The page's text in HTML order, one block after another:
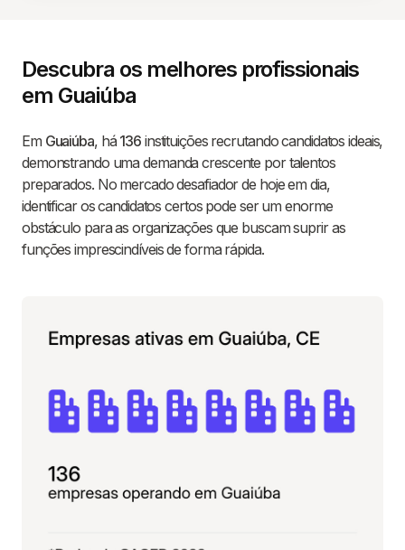
Descubra os melhores profissionais
em Guaiúba
Em Guaiúba, há 136 instituições recrutando candidatos ideais,
demonstrando uma demanda crescente por talentos
preparados. No mercado desafiador de hoje em dia,
identificar os candidatos certos pode ser um enorme
obstáculo para as organizações que buscam suprir as
funções imprescindíveis de forma rápida.